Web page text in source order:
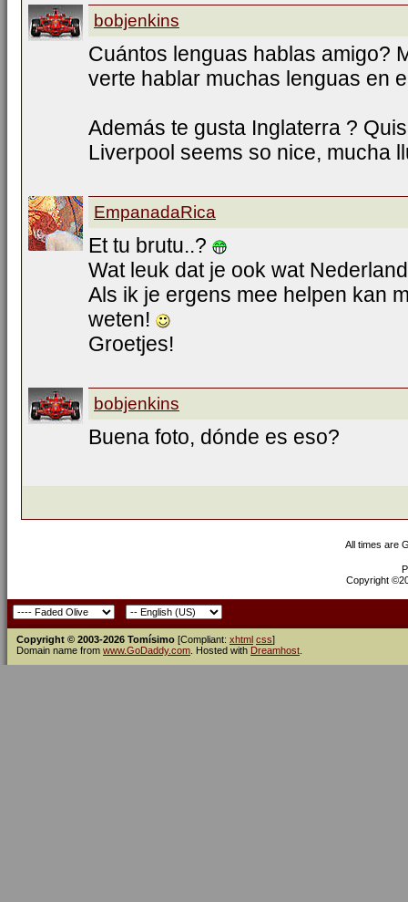
bobjenkins
Cuántos lenguas hablas amigo?
verte hablar muchas lenguas en
Además te gusta Inglaterra ?
Liverpool seems so nice, mucha
EmpanadaRica
Et tu brutu..?
Wat leuk dat je ook wat
Als ik je ergens mee helpen kan
weten!
Groetjes!
bobjenkins
Buena foto, dónde es eso?
All times are
Copyright
Copyright © 2003-2026 Tomísimo [Compliant: xhtml css]
Domain name from www.GoDaddy.com . Hosted with Dreamhost